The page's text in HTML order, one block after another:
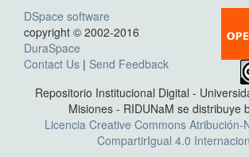
DSpace software
copyright © 2002-2016
DuraSpace
Contact Us | Send Feedback
Repositorio Institucional Digital -
Misiones - RIDUNaM se distribuye
Licencia Creative Commons Atribución-
CompartirIgual 4.0